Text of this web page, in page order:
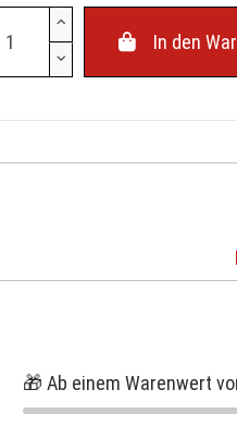
In den
🎁 Ab einem Warenwert